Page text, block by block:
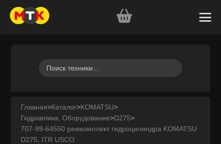
Главная>Каталог>KOMATSU>
Гидравлика, Оборудование>D275>
707-99-64550 ремкомплект гидроцилиндра KOMATSU
D275, ITR USCO